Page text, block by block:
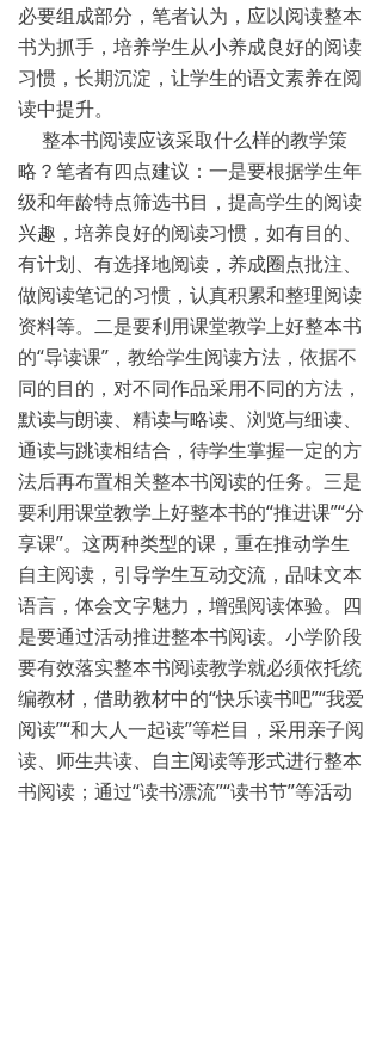
必要组成部分，笔者认为，应以阅读整本
书为抓手，培养学生从小养成良好的阅读
习惯，长期沉淀，让学生的语文素养在阅
读中提升。
整本书阅读应该采取什么样的教学策
略？笔者有四点建议：一是要根据学生年
级和年龄特点筛选书目，提高学生的阅读
兴趣，培养良好的阅读习惯，如有目的、
有计划、有选择地阅读，养成圈点批注、
做阅读笔记的习惯，认真积累和整理阅读
资料等。二是要利用课堂教学上好整本书
的“导读课”，教给学生阅读方法，依据不
同的目的，对不同作品采用不同的方法，
默读与朗读、精读与略读、浏览与细读、
通读与跳读相结合，待学生掌握一定的方
法后再布置相关整本书阅读的任务。三是
要利用课堂教学上好整本书的“推进课”“分
享课”。这两种类型的课，重在推动学生
自主阅读，引导学生互动交流，品味文本
语言，体会文字魅力，增强阅读体验。四
是要通过活动推进整本书阅读。小学阶段
要有效落实整本书阅读教学就必须依托统
编教材，借助教材中的“快乐读书吧”“我爱
阅读”“和大人一起读”等栏目，采用亲子阅
读、师生共读、自主阅读等形式进行整本
书阅读；通过“读书漂流”“读书节”等活动